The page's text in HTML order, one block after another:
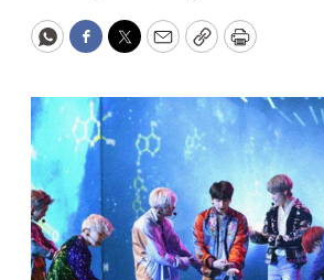
WhatsApp
Facebook
Twitter
EmailCopyPrint